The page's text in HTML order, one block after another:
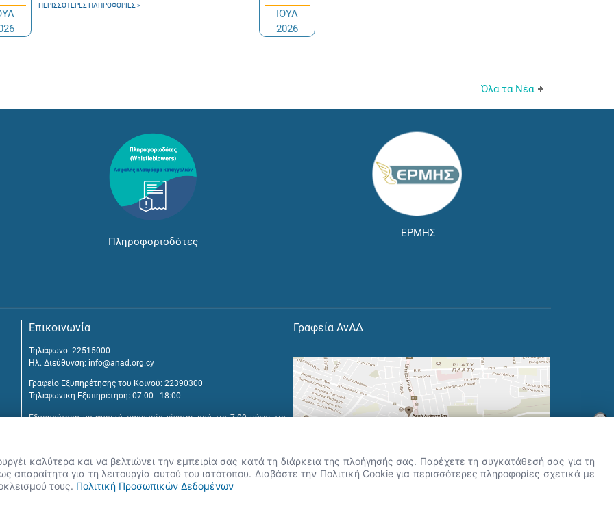
ΠΕΡΙΣΣΌΤΕΡΕΣ ΠΛΗΡΟΦΟΡΊΕΣ
ΙΟΥΛ
2026
Όλα τα Νέα
Πληροφοριοδότες
ΕΡΜΗΣ
Επικοινωνία
Τηλέφωνο: 22515000
Ηλ. Διεύθυνση: info@anad.org.cy
Γραφείο Εξυπηρέτησης του Κοινού: 22390300
Τηλεφωνική Εξυπηρέτηση: 07:00 - 18:00
Εξυπηρέτηση με φυσική παρουσία γίνεται από τις 7:00 μέχρι τις
Τ.Θ. 25431, 1392 Λευκωσία, Κύπρος
Γραφεία ΑνΑΔ
×
σήμερα.
καλύτερα και να βελτιώνει την εμπειρία σας κατά τη διάρκεια της πλοήγησής σας. Παρέχετε τη συγκατάθεσή σας για τη
για τη λειτουργία αυτού του ιστότοπου. Διαβάστε την Πολιτική Cookie για περισσότερες πληροφορίες σχετικά με
τους. Πολιτική Προσωπικών Δεδομένων